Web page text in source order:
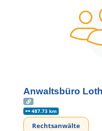
Anwaltsbüro
487.73 km
Rechtsanwälte